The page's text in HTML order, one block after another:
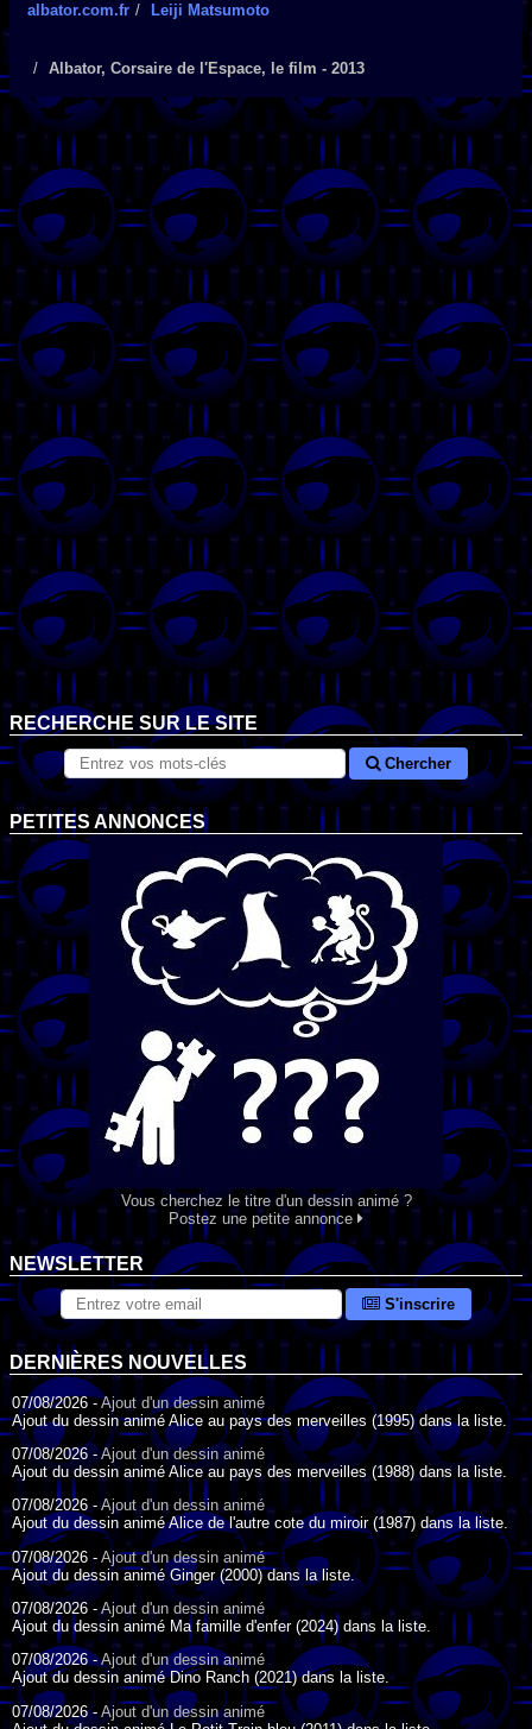
albator.com.fr Leiji Matsumoto
Albator, Corsaire de l'Espace, le film - 2013
RECHERCHE SUR LE SITE
Chercher
PETITES ANNONCES
Vous cherchez le titre d'un dessin animé ?
Postez une petite annonce
NEWSLETTER
S'inscrire
DERNIÈRES NOUVELLES
07/08/2026 -Ajout d'un dessin animé
Ajout du dessin animé Alice au pays des merveilles (1995) dans la liste.
07/08/2026 -Ajout d'un dessin animé
Ajout du dessin animé Alice au pays des merveilles (1988) dans la liste.
07/08/2026 -Ajout d'un dessin animé
Ajout du dessin animé Alice de l'autre cote du miroir (1987) dans la liste.
07/08/2026 - Ajout d'un dessin animé
Ajout du dessin animé Ginger (2000) dans la liste.
07/08/2026 -Ajout d'un dessin animé
Ajout du dessin animé Ma famille d'enfer (2024) dans la liste.
07/08/2026 -Ajout d'un dessin animé
Ajout du dessin animé Dino Ranch (2021) dans la liste.
07/08/2026 -Ajout d'un dessin animé